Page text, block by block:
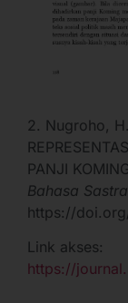
2. Nugroho,
PANJI
Bahasa
https://
Link akses:
https://